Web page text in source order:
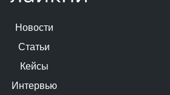
Новости
Статьи
Кейсы
Интервью